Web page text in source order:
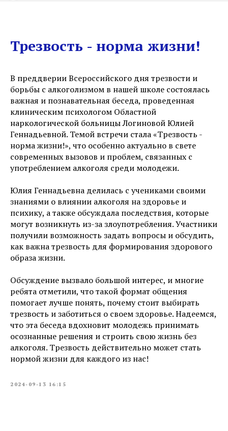
Трезвость - норма жизни!
В преддверии Всероссийского дня трезвости и
борьбы с алкоголизмом в нашей школе состоялась
важная и познавательная беседа, проведенная
клиническим психологом Областной
наркологической больницы Логиновой Юлией
Геннадьевной. Темой встречи стала «Трезвость -
норма жизни!», что особенно актуально в свете
современных вызовов и проблем, связанных с
употреблением алкоголя среди молодежи.
Юлия Геннадьевна делилась с учениками своими
знаниями о влиянии алкоголя на здоровье и
психику, а также обсуждала последствия, которые
могут возникнуть из-за злоупотребления. Участники
получили возможность задать вопросы и обсудить,
как важна трезвость для формирования здорового
образа жизни.
Обсуждение вызвало большой интерес, и многие
ребята отметили, что такой формат общения
помогает лучше понять, почему стоит выбирать
трезвость и заботиться о своем здоровье. Надеемся,
что эта беседа вдохновит молодежь принимать
осознанные решения и строить свою жизнь без
алкоголя. Трезвость действительно может стать
нормой жизни для каждого из нас!
2024-09-13 16:15